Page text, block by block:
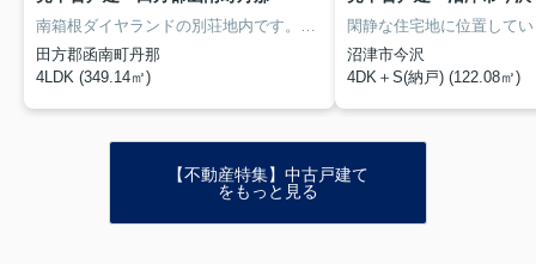
南箱根ダイヤランドの別荘地内です。別荘地内には多数の施設があります。
田方郡函南町丹那
4LDK (349.14㎡)
閑静な住宅地に位置して
沼津市今沢
4DK＋S(納戸) (122.08㎡)
【不動産特集】中古戸建て
をもっと見る